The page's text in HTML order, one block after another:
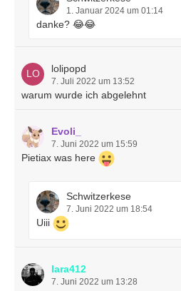
1. Januar 2024 um 01:14
danke? 😂😂
lolipopd
7. Juli 2022 um 13:52
warum wurde ich abgelehnt
Evoli_
7. Juni 2022 um 15:59
Pietiax was here
Schwitzerkese
7. Juni 2022 um 18:54
Uiii
lara412
7. Juni 2022 um 13:28